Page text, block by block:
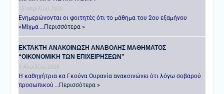
18 Απριλίου 2026
Ενημερώνονται οι φοιτητές ότι το μάθημα του 2ου εξαμήνου
«Μίγμα …Περισσότερα »
ΕΚΤΑΚΤΗ ΑΝΑΚΟΙΝΩΣΗ ΑΝΑΒΟΛΗΣ ΜΑΘΗΜΑΤΟΣ
“ΟΙΚΟΝΟΜΙΚΗ ΤΩΝ ΕΠΙΧΕΙΡΗΣΕΩΝ”
1 Απριλίου 2026
Η καθηγήτρια κα Γκούνα Ουρανία ανακοινώνει ότι λόγω σοβαρού
προσωπικού …Περισσότερα »